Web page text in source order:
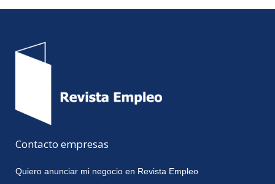
Contacto empresas
Quiero anunciar mi negocio en Revista Empleo